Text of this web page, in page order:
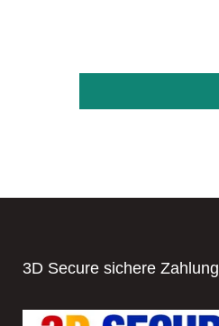
3D Secure sichere Zahlung